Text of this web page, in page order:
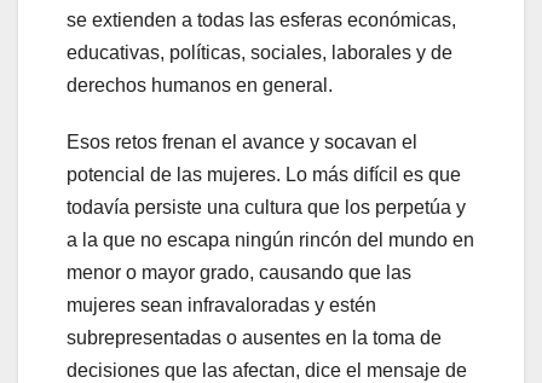
se extienden a todas las esferas económicas,
educativas, políticas, sociales, laborales y de
derechos humanos en general.
Esos retos frenan el avance y socavan el
potencial de las mujeres. Lo más difícil es que
todavía persiste una cultura que los perpetúa y
a la que no escapa ningún rincón del mundo en
menor o mayor grado, causando que las
mujeres sean infravaloradas y estén
subrepresentadas o ausentes en la toma de
decisiones que las afectan, dice el mensaje de